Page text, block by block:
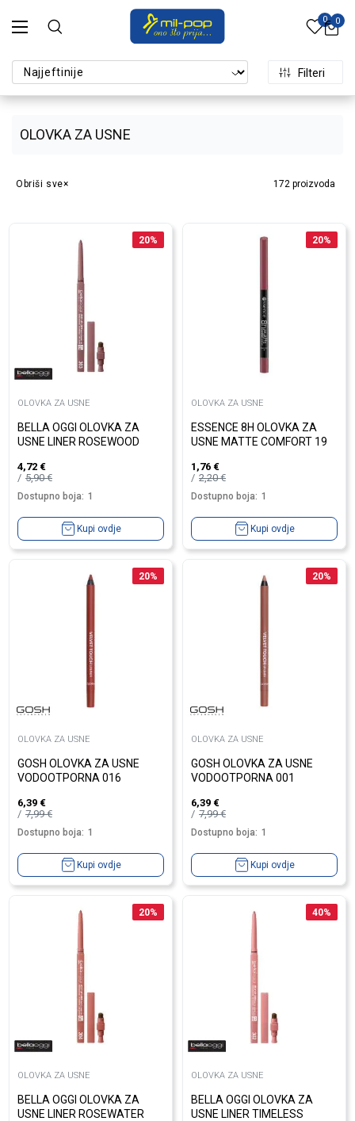
0 0
OLOVKA ZA USNE
Filteri
172 proizvoda
Obriši sve
20%
OLOVKA ZA USNE
BELLA OGGI OLOVKA ZA
USNE LINER ROSEWOOD
4,72 €
5,90€
Dostupno boja: 1
Kupi ovdje
20%
OLOVKA ZA USNE
ESSENCE 8H OLOVKA ZA
USNE MATTE COMFORT 19
1,76 €
2,20€
Dostupno boja: 1
Kupi ovdje
20%
OLOVKA ZA USNE
GOSH OLOVKA ZA USNE
VODOOTPORNA 016
6,39 €
7,99€
Dostupno boja: 1
Kupi ovdje
20%
OLOVKA ZA USNE
GOSH OLOVKA ZA USNE
VODOOTPORNA 001
6,39 €
7,99€
Dostupno boja: 1
Kupi ovdje
20%
OLOVKA ZA USNE
BELLA OGGI OLOVKA ZA
USNE LINER ROSEWATER
40%
OLOVKA ZA USNE
BELLA OGGI OLOVKA ZA
USNE LINER TIMELESS